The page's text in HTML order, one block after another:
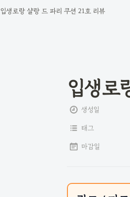
입생로랑 샬랑 드 파리 쿠션 21호 리뷰
입생로
생성일
태그
마감일